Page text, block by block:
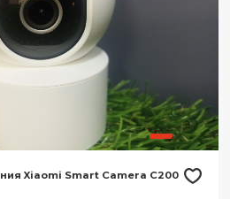
Xiaomi Smart Camera C200